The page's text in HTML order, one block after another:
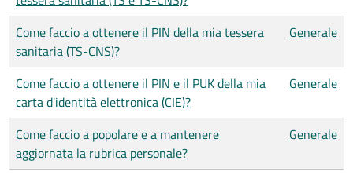
Come faccio a ottenere il PIN della mia tessera
sanitaria (TS-CNS)?
Generale
Come faccio a ottenere il PIN e il PUK della mia
carta d'identità elettronica (CIE)?
Generale
Come faccio a popolare e a mantenere
aggiornata la rubrica personale?
Generale